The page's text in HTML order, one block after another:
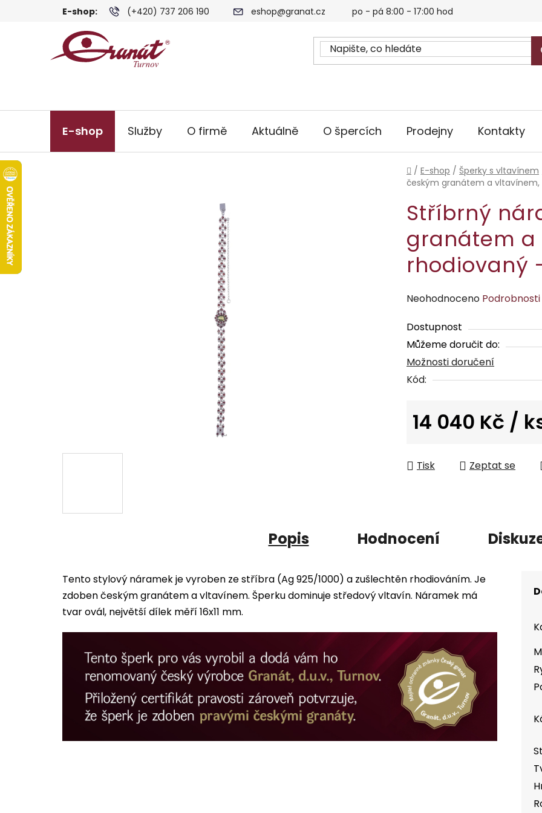
E-shop: (+420) 737 206 190 eshop@granat.cz po - pá 8:00 - 17:00 hod
E-shop Služby O firmě Aktuálně O špercích Prodejny Kontakty
Domů
/ E-shop / Šperky s vltavínem
českým granátem a
Stříbrný
granátem
rhodiovaný
Průměrné
produktu
je
0,0
z
hvězdiček.
Neohodnoceno
Dostupnost
Můžeme doručit do:
Možnosti doručení
Kód:
14 040 Kč /
Tisk
Zeptat se
Popis Hodnocení
Tento stylový náramek je vyroben ze stříbra (Ag 925/1000) a zušlechtěn rhodiováním. Je
zdoben českým granátem a vltavínem. Šperku dominuje středový vltavín. Náramek má
tvar ovál, největší dílek měří 16x11 mm.